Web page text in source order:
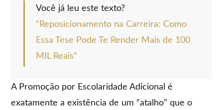
Você já leu este texto?
“Reposicionamento na Carreira: Como
Essa Tese Pode Te Render Mais de 100
MIL Reais”
A Promoção por Escolaridade Adicional é
exatamente a existência de um “atalho” que o